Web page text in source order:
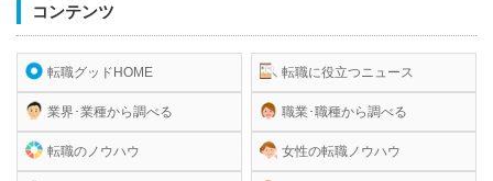
コンテンツ
転職グッドHOME
業界･業種から調べる
転職のノウハウ
転職に役立つニュース
職業･職種から調べる
女性の転職ノウハウ